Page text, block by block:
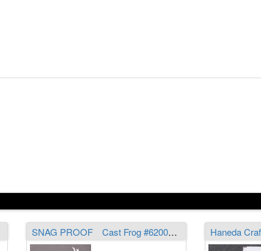
SNAG PROOF Cast Frog #6200（新型モールド） FUJIOKA ORIGINAL COLOR CLEAR／SILVER GLITTER クリアー／シルバー・グリッター